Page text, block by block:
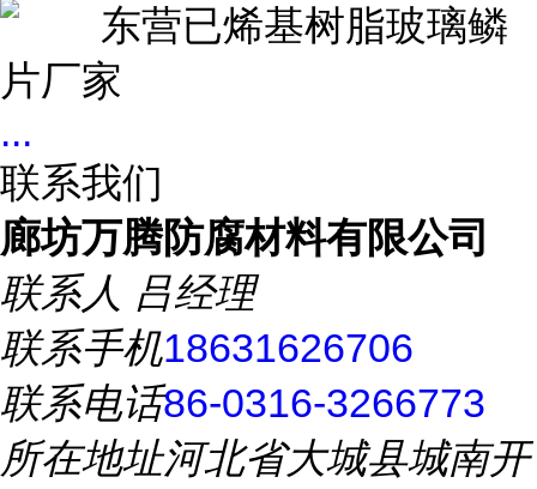
...
联系我们
廊坊万腾防腐材料有限公司
联系人 吕经理
联系手机18631626706
联系电话86-0316-3266773
所在地址河北省大城县城南开